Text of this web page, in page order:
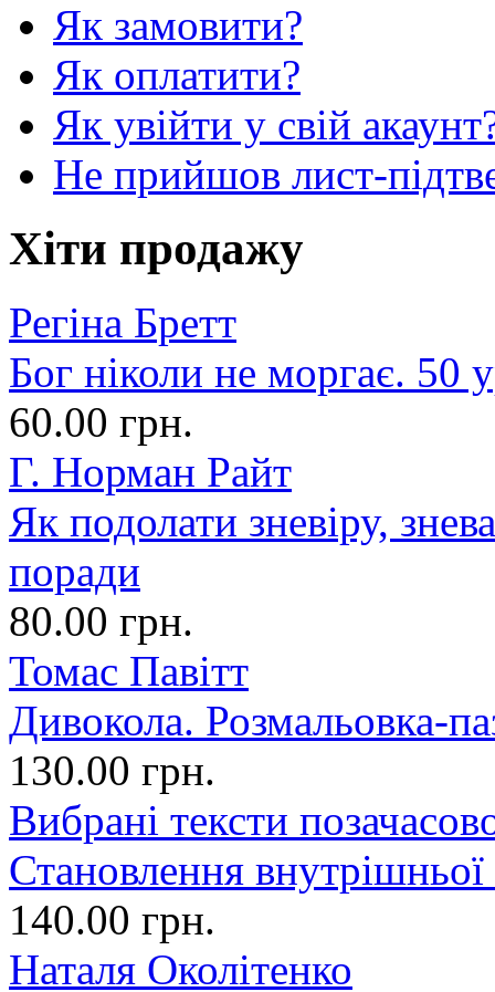
Як замовити?
Як оплатити?
Як увійти у свій
Не прийшов лист-
Хіти продажу
Регіна Бретт
Бог ніколи не моргає. 50
60.00 грн.
Г. Норман Райт
Як подолати зневіру,
поради
80.00 грн.
Томас Павітт
Дивокола. Розмальовка-
130.00 грн.
Вибрані тексти
Становлення
140.00 грн.
Наталя Околітенко